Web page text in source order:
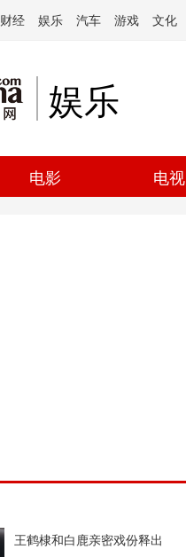
财经 娱乐 汽车 游戏 文化
娱乐
电影 电视
王鹤棣和白鹿亲密戏份释出